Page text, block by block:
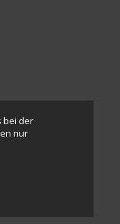
bei der
nur